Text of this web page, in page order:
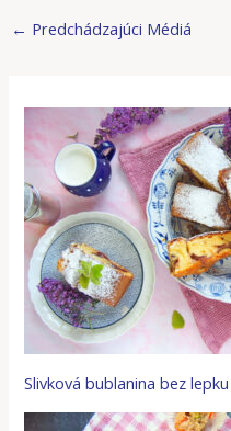
← Predchádzajúci Médiá
Slivková bublanina bez lepku